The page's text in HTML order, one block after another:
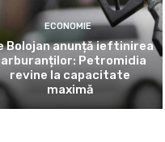
ECONOMIE
Bolojan anunță ieftinirea
Petromidia
revine la capacitate
maximă